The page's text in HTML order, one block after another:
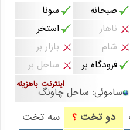
صبحانه
سونا
ناهار
استخر
شام
بازار بر
فرودگاه بر
ساحل بر
اینترنت باهزینه
ساموئی: ساحل چاونگ
دو تخت ؟
سه تخت